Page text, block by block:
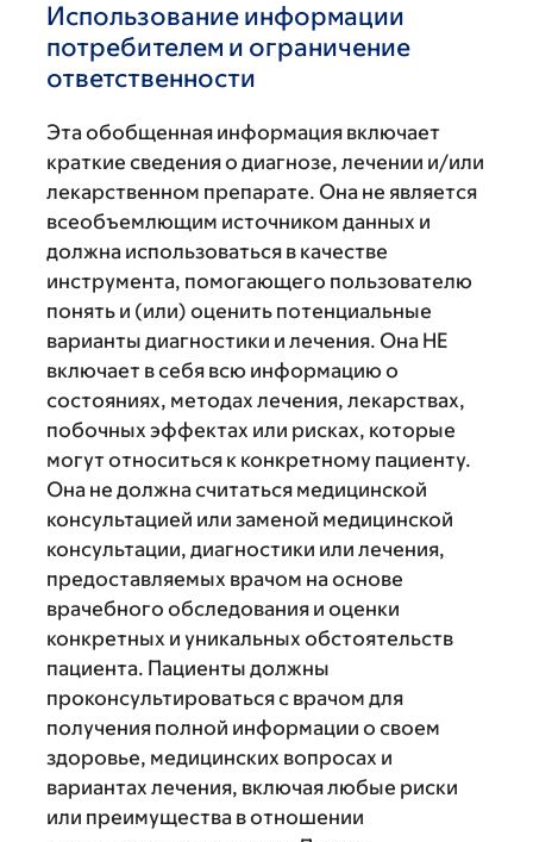
Использование информации
потребителем и ограничение
ответственности
Эта обобщенная информация включает
краткие сведения о диагнозе, лечении и/или
лекарственном препарате. Она не является
всеобъемлющим источником данных и
должна использоваться в качестве
инструмента, помогающего пользователю
понять и (или) оценить потенциальные
варианты диагностики и лечения. Она НЕ
включает в себя всю информацию о
состояниях, методах лечения, лекарствах,
побочных эффектах или рисках, которые
могут относиться к конкретному пациенту.
Она не должна считаться медицинской
консультацией или заменой медицинской
консультации, диагностики или лечения,
предоставляемых врачом на основе
врачебного обследования и оценки
конкретных и уникальных обстоятельств
пациента. Пациенты должны
проконсультироваться с врачом для
получения полной информации о своем
здоровье, медицинских вопросах и
вариантах лечения, включая любые риски
или преимущества в отношении